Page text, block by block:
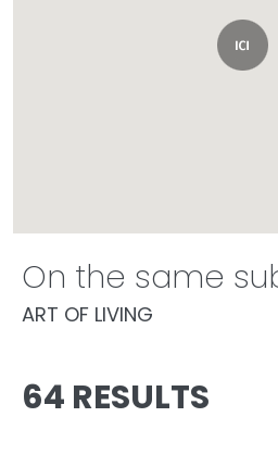
On the same
ART OF LIVING
64 RESULTS